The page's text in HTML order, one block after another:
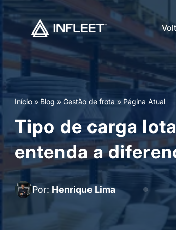
Início » Blog » Gestão de frota»Página Atual
Tipo de carga
entenda a
Por: Henrique Lima